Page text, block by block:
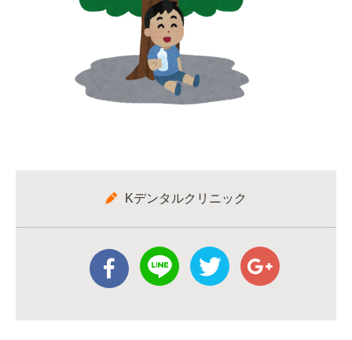
Kデンタルクリニック